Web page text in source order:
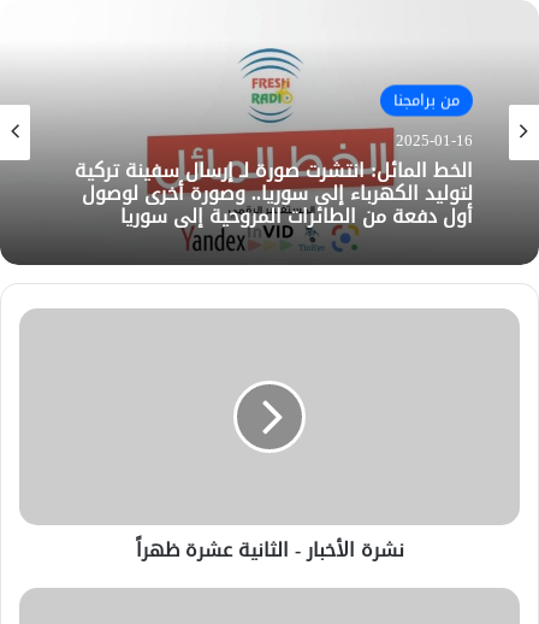
من برامجنا
2025-01-16
الخط المائل: انتشرت صورة لـ إرسال سفينة تركية
لتوليد الكهرباء إلى سوريا.. وصورة أخرى لوصول
أول دفعة من الطائرات المروحية إلى سوريا
نشرة الأخبار - الثانية عشرة ظهراً